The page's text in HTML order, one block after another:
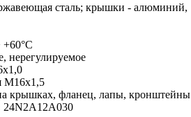
сталь; крышки - алюминий,
+60°C
нерегулируемое
M16x1,5
крышках, фланец, лапы, кронштейны
24N2A12A030